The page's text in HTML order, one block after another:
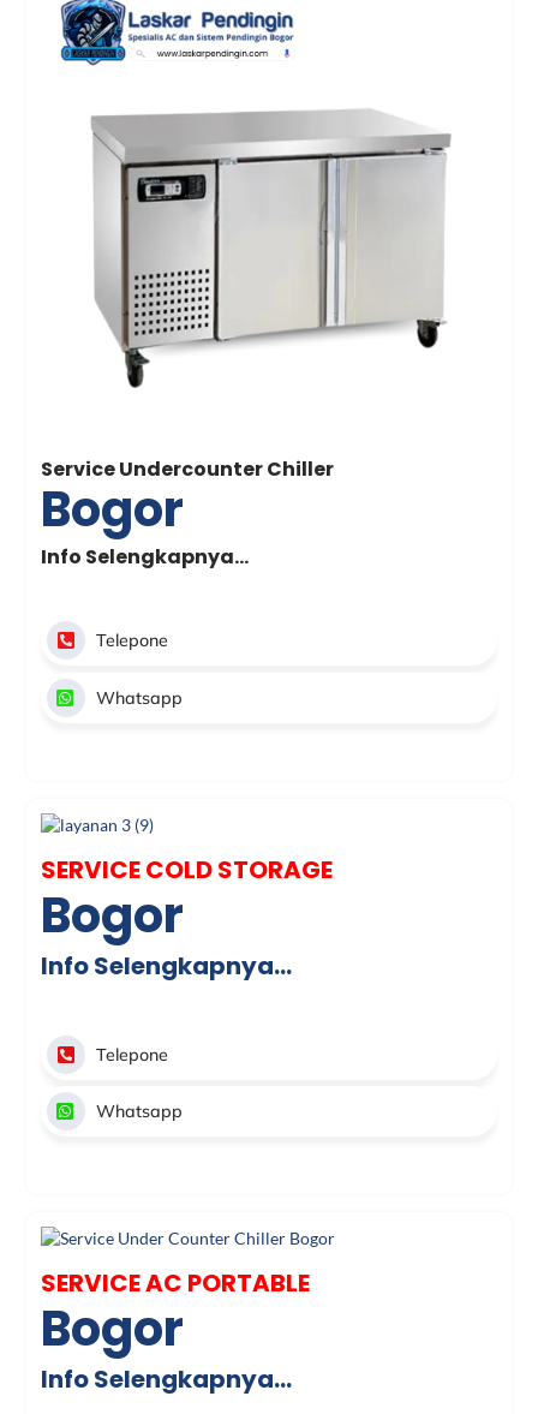
Service Undercounter Chiller
Bogor
Info Selengkapnya…
Telepone
Whatsapp
SERVICE COLD STORAGE
Bogor
Info Selengkapnya…
Telepone
Whatsapp
SERVICE AC PORTABLE
Bogor
Info Selengkapnya…